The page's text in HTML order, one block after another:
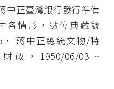
中正臺灣銀行發行準備
各情形，數位典藏號
， 蔣中正總統文物/特
政，1950/06/03 ~